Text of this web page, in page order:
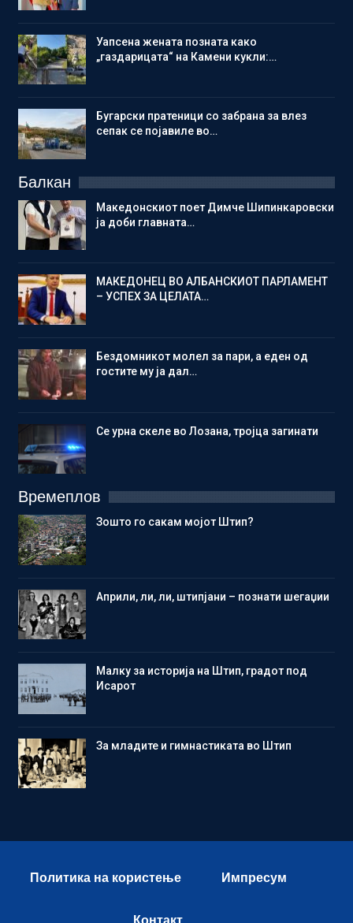
Уапсена жената позната како
„газдарицата“ на Камени кукли:…
Бугарски пратеници со забрана за влез
сепак се појавиле во…
Балкан
Македонскиот поет Димче Шипинкаровски
ја доби главната…
МАКЕДОНЕЦ ВО АЛБАНСКИОТ ПАРЛАМЕНТ
– УСПЕХ ЗА ЦЕЛАТА…
Бездомникот молел за пари, а еден од
гостите му ја дал…
Се урна скеле во Лозана, тројца загинати
Времеплов
Зошто го сакам мојот Штип?
Aприли, ли, ли, штипјани – познати шегаџии
Малку за историја на Штип, градот под
Исарот
Зa младите и гимнастиката во Штип
Политика на користење Импресум